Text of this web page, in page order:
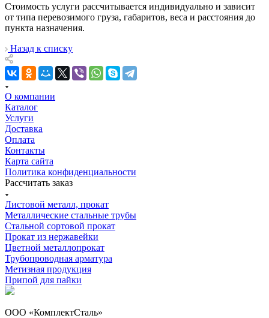
Стоимость услуги рассчитывается индивидуально и зависит
от типа перевозимого груза, габаритов, веса и расстояния до
пункта назначения.
Назад к списку
О компании
Каталог
Услуги
Доставка
Оплата
Контакты
Карта сайта
Политика конфиденциальности
Рассчитать заказ
Листовой металл, прокат
Металлические стальные трубы
Стальной сортовой прокат
Прокат из нержавейки
Цветной металлопрокат
Трубопроводная арматура
Метизная продукция
Припой для пайки
ООО «КомплектСталь»